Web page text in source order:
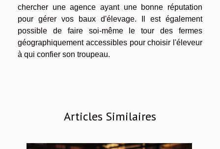
chercher une agence ayant une bonne réputation
pour gérer vos baux d'élevage. Il est également
possible de faire soi-même le tour des fermes
géographiquement accessibles pour choisir l'éleveur
à qui confier son troupeau.
Articles Similaires